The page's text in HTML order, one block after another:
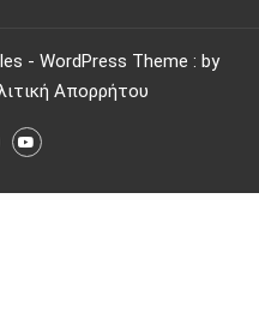
- WordPress Theme : by
Απορρήτου